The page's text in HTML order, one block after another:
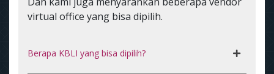
virtual office yang bisa dipilih.
Berapa KBLI yang bisa dipilih?